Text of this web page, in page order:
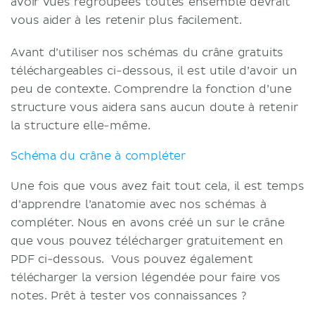
vous aider à les retenir plus facilement.
Avant d’utiliser nos schémas du crâne gratuits
téléchargeables ci-dessous, il est utile d’avoir un
peu de contexte. Comprendre la fonction d’une
structure vous aidera sans aucun doute à retenir
la structure elle-même.
Schéma du crâne à compléter
Une fois que vous avez fait tout cela, il est temps
d’apprendre l’anatomie avec nos schémas à
compléter. Nous en avons créé un sur le crâne
que vous pouvez télécharger gratuitement en
PDF ci-dessous. Vous pouvez également
télécharger la version légendée pour faire vos
notes. Prêt à tester vos connaissances ?